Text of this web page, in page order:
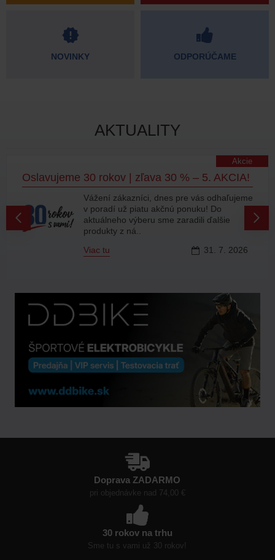
NOVINKY ODPORÚČAME
AKTUALITY
Oslavujeme 30 rokov | zľava 30 % – 5. AKCIA!
Akcie
31. 7. 2026
Vážení zákazníci, dnes pre vás odhaľujeme
v poradí už piatu akčnú ponuku! Do
aktuálneho výberu sme zaradili ďalšie
produkty z ná..
Viac tu
Doprava ZADARMO
pri objednávke nad 74,00 €
30 rokov na trhu
Sme tu s vami už 30 rokov!